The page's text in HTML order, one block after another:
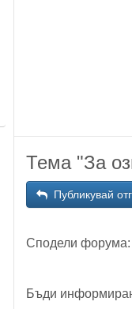
Тема "За
Публикувай
Сподели форума:
Бъди